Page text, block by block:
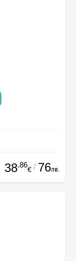
38.86
€ / 76лв.